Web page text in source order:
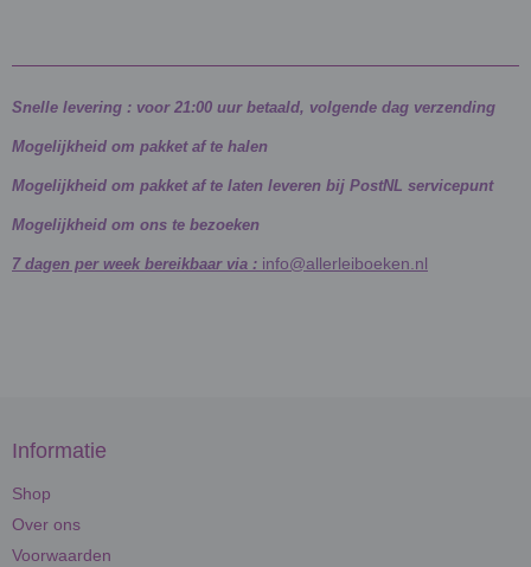
Snelle levering : voor 21:00 uur betaald, volgende dag verzending
Mogelijkheid om pakket af te halen
Mogelijkheid om pakket af te laten leveren bij PostNL servicepunt
Mogelijkheid om ons te bezoeken
7 dagen per week bereikbaar via : info@allerleiboeken.nl
Informatie
Shop
Over ons
Voorwaarden